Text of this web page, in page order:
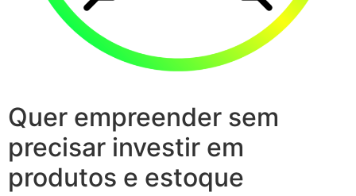
Quer empreender sem
precisar investir em
produtos e estoque